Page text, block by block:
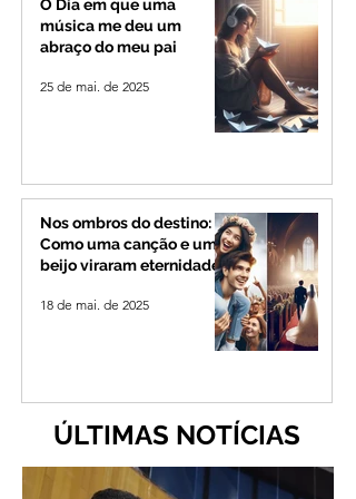
O Dia em que uma
música me deu um
abraço do meu pai
25 de mai. de 2025
Nos ombros do destino:
Como uma canção e um
beijo viraram eternidade
18 de mai. de 2025
ÚLTIMAS NOTÍCIAS